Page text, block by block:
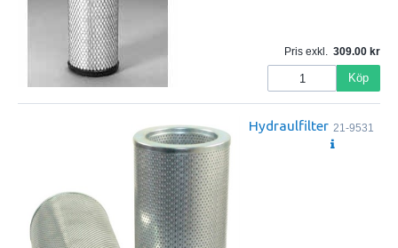
Pris exkl. 309.00
Köp
Hydraulfilter 21-9531